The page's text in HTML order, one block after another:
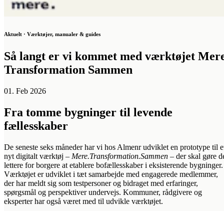
Aktuelt · Værktøjer, manualer & guides
Så langt er vi kommet med værktøjet
Transformation Sammen
01. Feb 2026
Fra tomme bygninger til levende
fællesskaber
De seneste seks måneder har vi hos Almenr udviklet en prototype til
nyt digitalt værktøj – Mere.Transformation.Sammen – der skal gøre
lettere for borgere at etablere bofællesskaber i eksisterende bygninger.
Værktøjet er udviklet i tæt samarbejde med engagerede medlemmer,
der har meldt sig som testpersoner og bidraget med erfaringer,
spørgsmål og perspektiver undervejs. Kommuner, rådgivere og
eksperter har også været med til udvikle værktøjet.